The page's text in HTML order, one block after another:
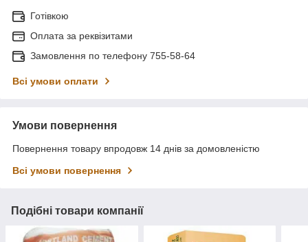
Готівкою
Оплата за реквізитами
Замовлення по телефону 755-58-64
Всі умови оплати
Умови повернення
Повернення товару впродовж 14 днів за домовленістю
Всі умови повернення
Подібні товари компанії